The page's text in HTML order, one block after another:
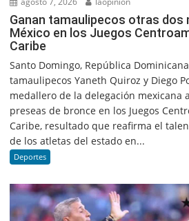
Ganan tamaulipecos otras dos
México en los Juegos
Caribe
Santo Domingo, República
tamaulipecos Yaneth Quiroz y Diego
medallero de la delegación mexicana
preseas de bronce en los Juegos
Caribe, resultado que reafirma el
de los atletas del estado en...
Deportes